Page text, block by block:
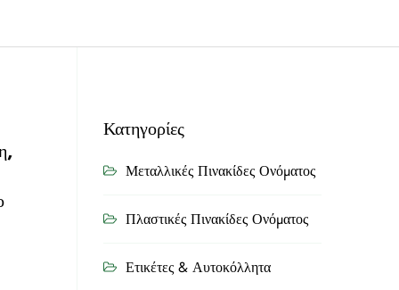
Κατηγορίες
Μεταλλικές Πινακίδες Ονόματος
Πλαστικές Πινακίδες Ονόματος
Ετικέτες & Αυτοκόλλητα